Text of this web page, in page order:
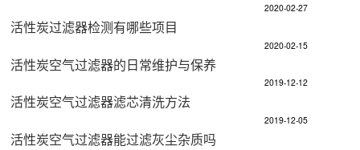
2020-02-27
活性炭过滤器检测有哪些项目
2020-02-15
活性炭空气过滤器的日常维护与保养
2019-12-12
活性炭空气过滤器滤芯清洗方法
2019-12-05
活性炭空气过滤器能过滤灰尘杂质吗